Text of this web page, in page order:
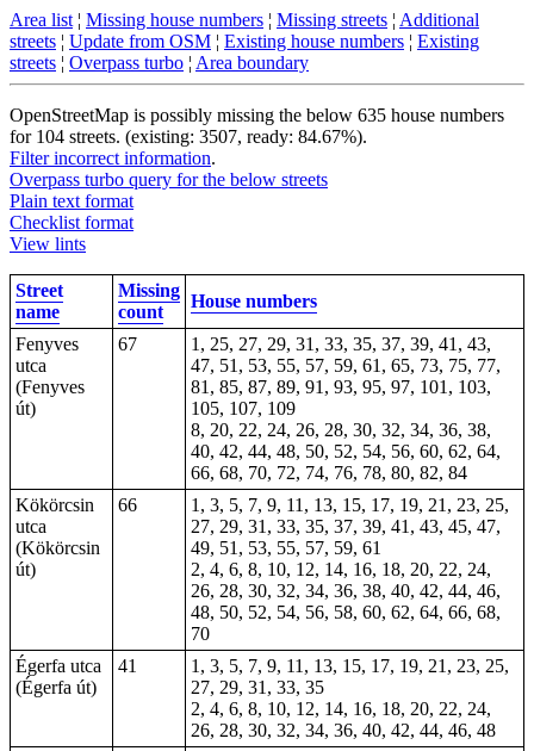
Area list ¦ Missing house numbers ¦ Missing streets ¦ Additional
streets ¦ Update from OSM ¦ Existing house numbers ¦ Existing
streets ¦ Overpass turbo ¦ Area boundary
OpenStreetMap is possibly missing the below 635 house numbers
for 104 streets. (existing: 3507, ready: 84.67%).
Filter incorrect information.
Overpass turbo query for the below streets
Plain text format
Checklist format
View lints
Street
name
Missing
count
House numbers
Fenyves
utca
(Fenyves
út)
67
1, 25, 27, 29, 31, 33, 35, 37, 39, 41, 43,
47, 51, 53, 55, 57, 59, 61, 65, 73, 75, 77,
81, 85, 87, 89, 91, 93, 95, 97, 101, 103,
105, 107, 109
8, 20, 22, 24, 26, 28, 30, 32, 34, 36, 38,
40, 42, 44, 48, 50, 52, 54, 56, 60, 62, 64,
66, 68, 70, 72, 74, 76, 78, 80, 82, 84
Kökörcsin
utca
(Kökörcsin
út)
66
1, 3, 5, 7, 9, 11, 13, 15, 17, 19, 21, 23, 25,
27, 29, 31, 33, 35, 37, 39, 41, 43, 45, 47,
49, 51, 53, 55, 57, 59, 61
2, 4, 6, 8, 10, 12, 14, 16, 18, 20, 22, 24,
26, 28, 30, 32, 34, 36, 38, 40, 42, 44, 46,
48, 50, 52, 54, 56, 58, 60, 62, 64, 66, 68,
70
Égerfa utca
(Égerfa út)
41
1, 3, 5, 7, 9, 11, 13, 15, 17, 19, 21, 23, 25,
27, 29, 31, 33, 35
2, 4, 6, 8, 10, 12, 14, 16, 18, 20, 22, 24,
26, 28, 30, 32, 34, 36, 40, 42, 44, 46, 48